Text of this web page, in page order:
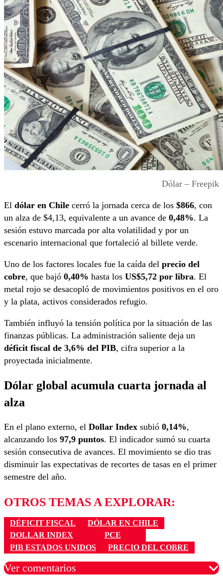
Dólar – Freepik
El dólar en Chile cerró la jornada cerca de los $866, con
un alza de $4,13, equivalente a un avance de 0,48%. La
sesión estuvo marcada por alta volatilidad y por un
escenario internacional que fortaleció al billete verde.
Uno de los factores locales fue la caída del precio del
cobre, que bajó 0,40% hasta los US$5,72 por libra. El
metal rojo se desacopló de movimientos positivos en el oro
y la plata, activos considerados refugio.
También influyó la tensión política por la situación de las
finanzas públicas. La administración saliente deja un
déficit fiscal de 3,6% del PIB, cifra superior a la
proyectada inicialmente.
Dólar global acumula cuarta jornada al
alza
En el plano externo, el Dollar Index subió 0,14%,
alcanzando los 97,9 puntos. El indicador sumó su cuarta
sesión consecutiva de avances. El movimiento se dio tras
disminuir las expectativas de recortes de tasas en el primer
semestre del año.
OTROS TEMAS A EXPLORAR:
DÉFICIT FISCAL
DÓLAR EN CHILE
DOLLAR INDEX
PCE
PIB ESTADOS UNIDOS
PRECIO DEL COBRE
Ver comentarios